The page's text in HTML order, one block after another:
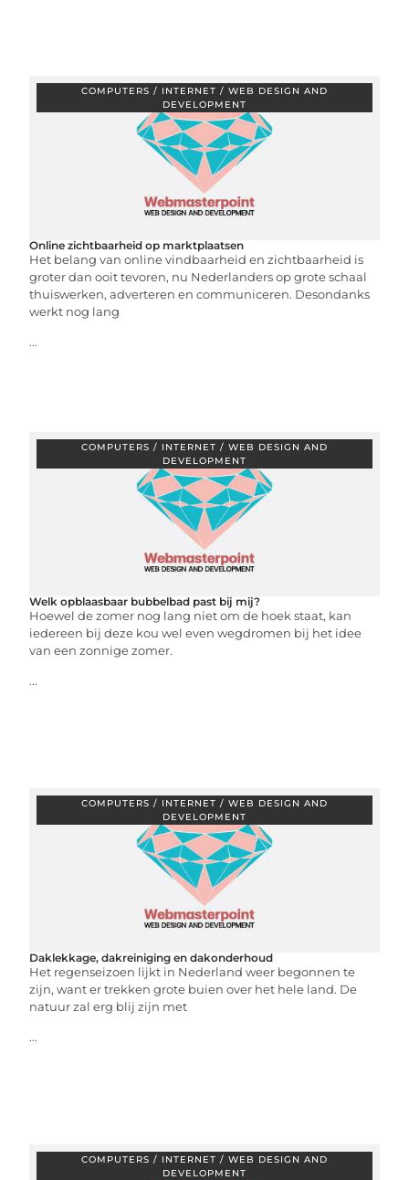
COMPUTERS / INTERNET / WEB DESIGN AND
DEVELOPMENT
Online zichtbaarheid op marktplaatsen
Het belang van online vindbaarheid en zichtbaarheid is
groter dan ooit tevoren, nu Nederlanders op grote schaal
thuiswerken, adverteren en communiceren. Desondanks
werkt nog lang
...
COMPUTERS / INTERNET / WEB DESIGN AND
DEVELOPMENT
Welk opblaasbaar bubbelbad past bij mij?
Hoewel de zomer nog lang niet om de hoek staat, kan
iedereen bij deze kou wel even wegdromen bij het idee
van een zonnige zomer.
...
COMPUTERS / INTERNET / WEB DESIGN AND
DEVELOPMENT
Daklekkage, dakreiniging en dakonderhoud
Het regenseizoen lijkt in Nederland weer begonnen te
zijn, want er trekken grote buien over het hele land. De
natuur zal erg blij zijn met
...
COMPUTERS / INTERNET / WEB DESIGN AND
DEVELOPMENT